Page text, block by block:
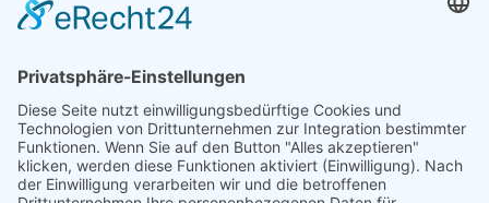
Umsetzung der Betrieblichen Altersversorgung begleitet.
Kontaktieren Sie DIEHL